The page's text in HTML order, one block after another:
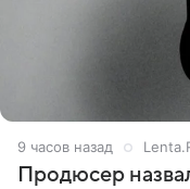
9 часов назад
Продюсер